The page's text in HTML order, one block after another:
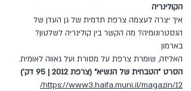
הקולינריה
איך יצרה לעצמה צרפת תדמית של גן העדן של
הגסטרונומיה? מה הקשר בין קולינריה לשלטון?
בארמון
האליזה, שומרת צרפת על מסורת ועל גאווה לאומית.
הסרט "הטבחית של הנשיא" (צרפת 2012 | 95 דק')
https://www3.haifa.muni.il/magazin/12/